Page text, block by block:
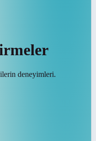
deneyimleri.